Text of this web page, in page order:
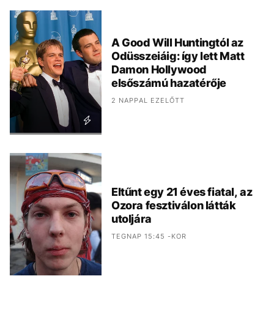
A Good Will Huntingtól az
Odüsszeiáig: így lett Matt
Damon Hollywood
elsőszámú hazatérője
2 NAPPAL EZELŐTT
Eltűnt egy 21 éves fiatal, az
Ozora fesztiválon látták
utoljára
TEGNAP 15:45 -KOR